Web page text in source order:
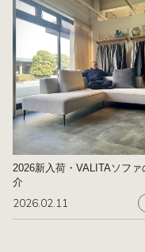
2026新入荷・VALITAソファ
介
2026.02.11